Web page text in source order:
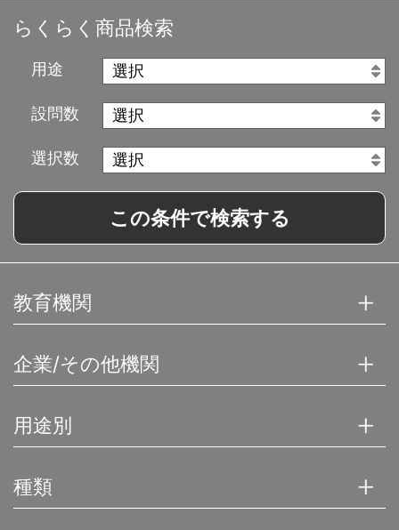
らくらく商品検索
用途
設問数
選択数
この条件で検索する
教育機関
企業/その他機関
用途別
種類